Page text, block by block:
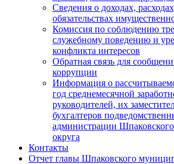
Сведения о доходах,
обязательствах
Комиссия по соблюдению
служебному поведению и
конфликта интересов
Обратная связь для
коррупции
Информация о
год среднемесячной
руководителей, их
бухгалтеров
администрации
округа
Контакты
Отчет главы Шпаковского